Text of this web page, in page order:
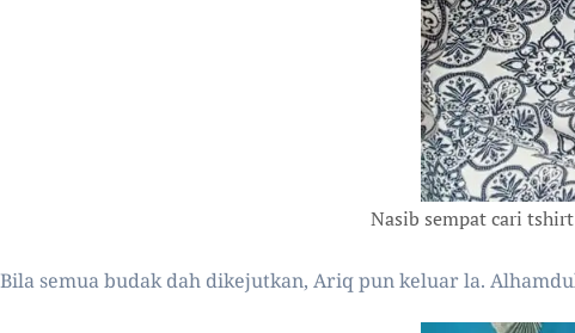
Nasib sempat cari
Bila semua budak dah dikejutkan, Ariq pun keluar la.